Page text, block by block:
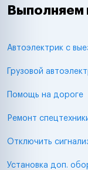
Выполняем
Автоэлектрик с
Грузовой
Помощь на дороге
Ремонт
Отключить
Установка доп.